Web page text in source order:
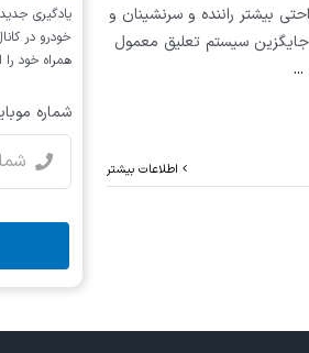
بیشتر راننده و سرنشینان و
سیستم تعلیق معمول
...
اطلاعات بیشتر
یادگیری
خودرو در
همراه خود را
شماره